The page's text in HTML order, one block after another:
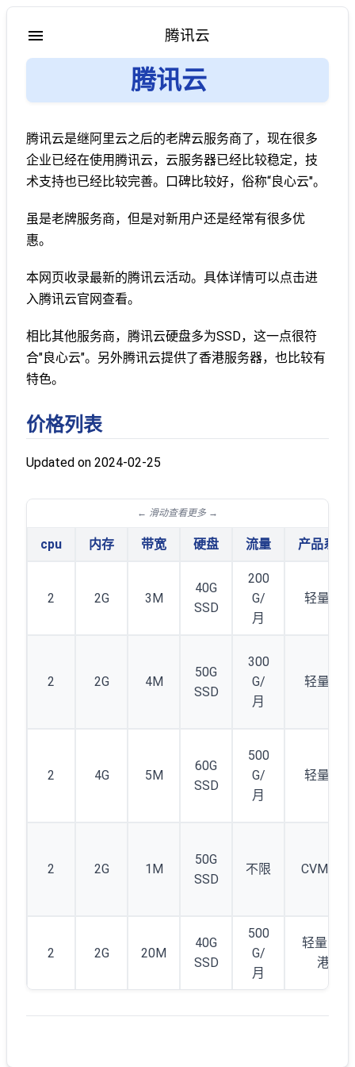
腾讯云
腾讯云
腾讯云是继阿里云之后的老牌云服务商了，现在很多
企业已经在使用腾讯云，云服务器已经比较稳定，技
术支持也已经比较完善。口碑比较好，俗称“良心云"。
虽是老牌服务商，但是对新用户还是经常有很多优
惠。
本网页收录最新的腾讯云活动。具体详情可以点击进
入腾讯云官网查看。
相比其他服务商，腾讯云硬盘多为SSD，这一点很符
合"良心云"。另外腾讯云提供了香港服务器，也比较有
特色。
价格列表
Updated on 2024-02-25
cpu 内存 带宽 硬盘 流量 产品系列
2 2G 3M
40G
SSD
200
G/
月
轻量云
2 2G 4M
50G
SSD
300
G/
月
轻量云
2 4G 5M
60G
SSD
500
G/
月
轻量云
2 2G 1M
50G
SSD
不限 CVM S5
2 2G 20M
40G
SSD
500
G/
月
轻量-香
港